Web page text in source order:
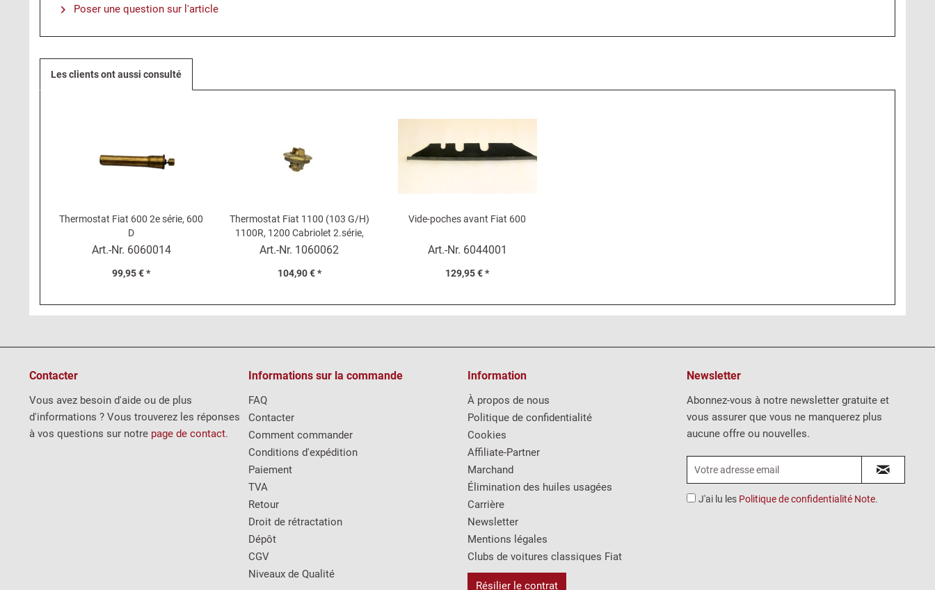
Poser une question sur l'article
Les clients ont aussi consulté
Thermostat Fiat 600 2e série, 600
D
Art.-Nr. 6060014
99,95 € *
Thermostat Fiat 1100 (103 G/H)
1100R, 1200 Cabriolet 2.série,
600D Multipla (52 mm)
Art.-Nr. 1060062
104,90 € *
Vide-poches avant Fiat 600
Art.-Nr. 6044001
129,95 € *
Contacter
Vous avez besoin d'aide ou de plus
d'informations ? Vous trouverez les réponses
à vos questions sur notre page de contact.
Informations sur la commande
FAQ
Contacter
Comment commander
Conditions d'expédition
Paiement
TVA
Retour
Droit de rétractation
Dépôt
CGV
Niveaux de Qualité
Information
À propos de nous
Politique de confidentialité
Cookies
Affiliate-Partner
Marchand
Élimination des huiles usagées
Carrière
Newsletter
Mentions légales
Clubs de voitures classiques Fiat
Résilier le contrat
Newsletter
Abonnez-vous à notre newsletter gratuite et
vous assurer que vous ne manquerez plus
aucune offre ou nouvelles.
J'ai lu les Politique de confidentialité Note.